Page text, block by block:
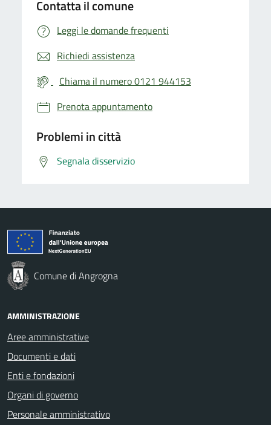
Contatta il comune
Leggi le domande frequenti
Richiedi assistenza
Chiama il numero 0121 944153
Prenota appuntamento
Problemi in città
Segnala disservizio
Comune di Angrogna
AMMINISTRAZIONE
Aree amministrative
Documenti e dati
Enti e fondazioni
Organi di governo
Personale amministrativo